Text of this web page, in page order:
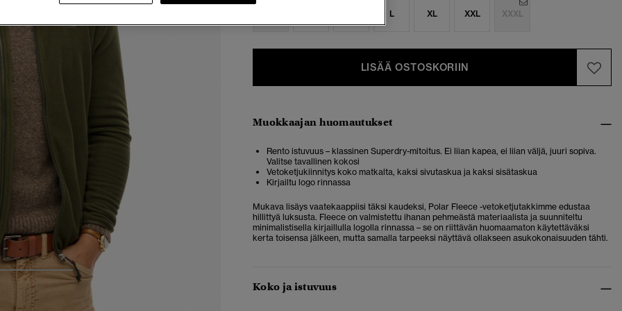
4 5
L XL XXL XXXL
LISÄÄ OSTOSKORIIN
Muokkaajan huomautukset
Rento istuvuus – klassinen Superdry-mitoitus. Ei liian kapea, ei liian väljä, juuri sopiva.
Valitse tavallinen kokosi
Vetoketjukiinnitys koko matkalta, kaksi sivutaskua ja kaksi sisätaskua
Kirjailtu logo rinnassa
Mukava lisäys vaatekaappiisi täksi kaudeksi, Polar Fleece -vetoketjutakkimme edustaa
hillittyä luksusta. Fleece on valmistettu ihanan pehmeästä materiaalista ja suunniteltu
minimalistisella kirjaillulla logolla rinnassa – se on riittävän huomaamaton käytettäväksi
kerta toisensa jälkeen, mutta samalla tarpeeksi näyttävä ollakseen asukokonaisuuden tähti.
Koko ja istuvuus